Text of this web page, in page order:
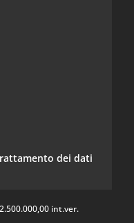
dei dati
int.ver.